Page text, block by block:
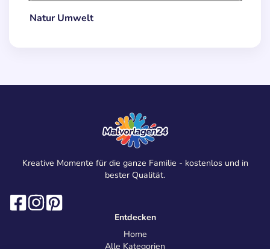
Natur Umwelt
Kreative Momente für die ganze Familie - kostenlos und in
bester Qualität.
Entdecken
Home
Alle Kategorien